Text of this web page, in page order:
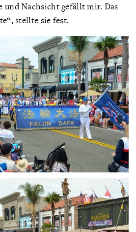
und Nachsicht gefällt mir. Das
stellte sie fest.